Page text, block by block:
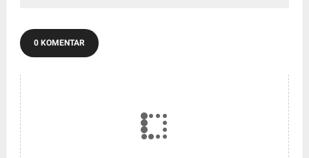
0 KOMENTAR